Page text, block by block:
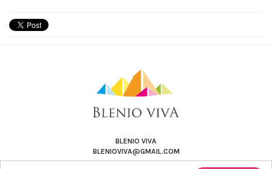
BLENIO VIVA
BLENIOVIVA@GMAIL.COM